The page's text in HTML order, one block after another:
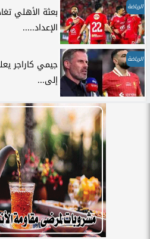
الرياضة
بعثة الأهلي
الإعداد.....
الرياضة
جيمي كاراجر
إلى...